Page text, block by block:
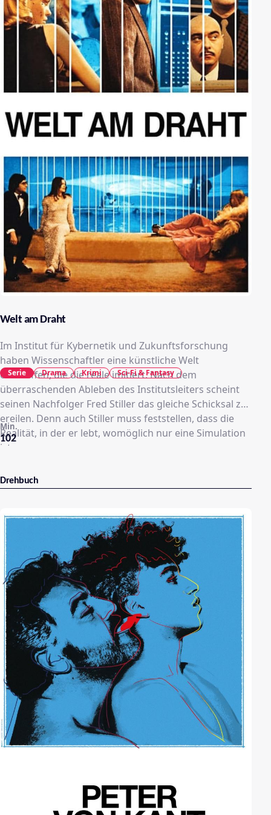
Welt am Draht
Im Institut für Kybernetik und Zukunftsforschung
haben Wissenschaftler eine künstliche Welt
erschaffen, die die reale imitiert. Nach dem
überraschenden Ableben des Institutsleiters scheint
seinen Nachfolger Fred Stiller das gleiche Schicksal zu
ereilen. Denn auch Stiller muss feststellen, dass die
Realität, in der er lebt, womöglich nur eine Simulation
ist.
102
Min.
Serie Drama Krimi Sci-Fi & Fantasy
Drehbuch